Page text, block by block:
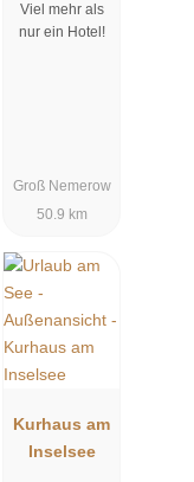
Viel mehr als
nur ein Hotel!
Groß Nemerow
50.9 km
Kurhaus am
Inselsee